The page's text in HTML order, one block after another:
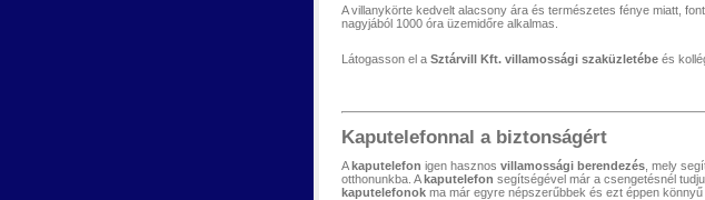
A villanykörte kedvelt alacsony ára és természetes fénye miatt,
nagyjából 1000 óra üzemidőre alkalmas.
Látogasson el a Sztárvill Kft. villamossági szaküzletébe és
Kaputelefonnal a biztonságért
Akaputelefon igen hasznos villamossági berendezés , mely
otthonunkba. Akaputelefon segítségével már a csengetésnél
kaputelefonok ma már egyre népszerűbbek és ezt éppen